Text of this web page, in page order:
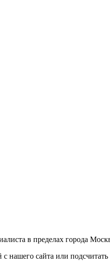
в пределах города
сайта или